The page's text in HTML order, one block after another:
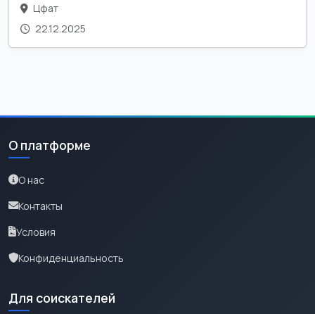
Цфат
22.12.2025
О платформе
О нас
Контакты
Условия
Конфиденциальность
Для соискателей